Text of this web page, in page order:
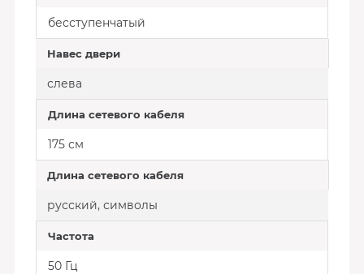
бесступенчатый
Навес двери
слева
Длина сетевого кабеля
175 см
Длина сетевого кабеля
русский, символы
Частота
50 Гц